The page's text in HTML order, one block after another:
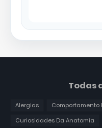
Todas
Alergias
Comportamento
Curiosidades Da Anatomia